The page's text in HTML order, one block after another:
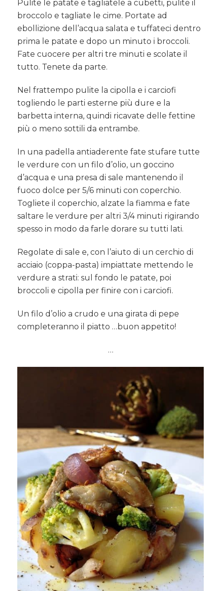
Pulite le patate e tagliatele a cubetti, pulite il
broccolo e tagliate le cime. Portate ad
ebollizione dell’acqua salata e tuffateci dentro
prima le patate e dopo un minuto i broccoli.
Fate cuocere per altri tre minuti e scolate il
tutto. Tenete da parte.
Nel frattempo pulite la cipolla e i carciofi
togliendo le parti esterne più dure e la
barbetta interna, quindi ricavate delle fettine
più o meno sottili da entrambe.
In una padella antiaderente fate stufare tutte
le verdure con un filo d’olio, un goccino
d’acqua e una presa di sale mantenendo il
fuoco dolce per 5/6 minuti con coperchio.
Togliete il coperchio, alzate la fiamma e fate
saltare le verdure per altri 3/4 minuti rigirando
spesso in modo da farle dorare su tutti lati.
Regolate di sale e, con l’aiuto di un cerchio di
acciaio (coppa-pasta) impiattate mettendo le
verdure a strati: sul fondo le patate, poi
broccoli e cipolla per finire con i carciofi.
Un filo d’olio a crudo e una girata di pepe
completeranno il piatto …buon appetito!
…